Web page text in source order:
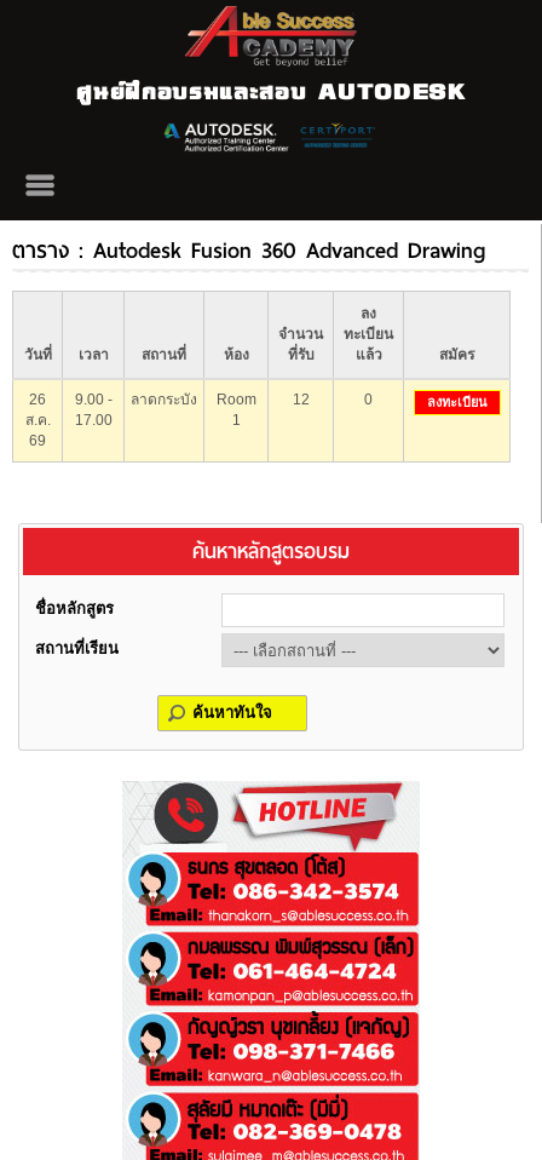
ศูนย์ฝึกอบรมและสอบ AUTODESK
ตาราง : Autodesk Fusion 360 Advanced Drawing
วันที่ เวลา สถานที่ ห้อง
จำนวน
ที่รับ
ลง
ทะเบียน
แล้ว
สมัคร
26
ส.ค.
69
9.00 -
17.00
ลาดกระบัง
Room
1
12 0 ลงทะเบียน
ค้นหาหลักสูตรอบรม
ชื่อหลักสูตร
สถานที่เรียน
ค้นหาทันใจ